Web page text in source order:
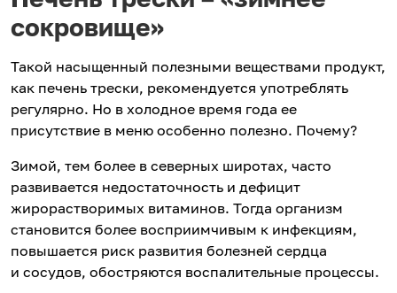
сокровище»
Такой насыщенный полезными веществами продукт,
как печень трески, рекомендуется употреблять
регулярно. Но в холодное время года ее
присутствие в меню особенно полезно. Почему?
Зимой, тем более в северных широтах, часто
развивается недостаточность и дефицит
жирорастворимых витаминов. Тогда организм
становится более восприимчивым к инфекциям,
повышается риск развития болезней сердца
и сосудов, обостряются воспалительные процессы.